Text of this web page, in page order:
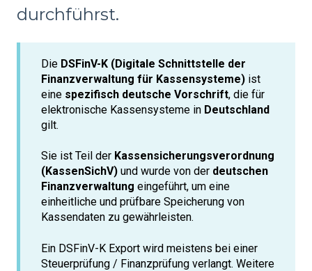
durchführst.
Die DSFinV-K (Digitale Schnittstelle der
Finanzverwaltung für Kassensysteme) ist
eine spezifisch deutsche Vorschrift, die für
elektronische Kassensysteme in Deutschland
gilt.
Sie ist Teil der Kassensicherungsverordnung
(KassenSichV) und wurde von der deutschen
Finanzverwaltung eingeführt, um eine
einheitliche und prüfbare Speicherung von
Kassendaten zu gewährleisten.
Ein DSFinV-K Export wird meistens bei einer
Steuerprüfung / Finanzprüfung verlangt. Weitere